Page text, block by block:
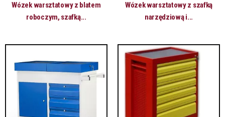
Wózek warsztatowy z blatem
roboczym, szafką...
Wózek warsztatowy z szafką
narzędziową i...